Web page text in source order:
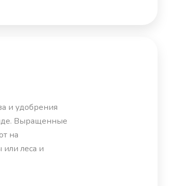
и удобрения
Выращенные
на
или леса и